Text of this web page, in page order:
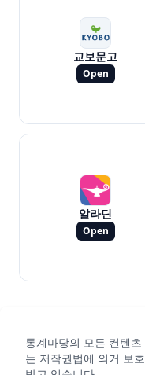
교보문고
Open
알라딘
Open
통계마당의 모든 컨텐츠
는 저작권법에 의거 보호